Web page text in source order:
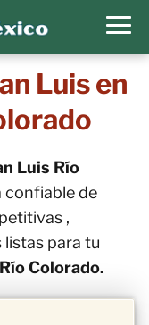
Luis en
Luis Río
confiable de
,
para tu
Colorado.